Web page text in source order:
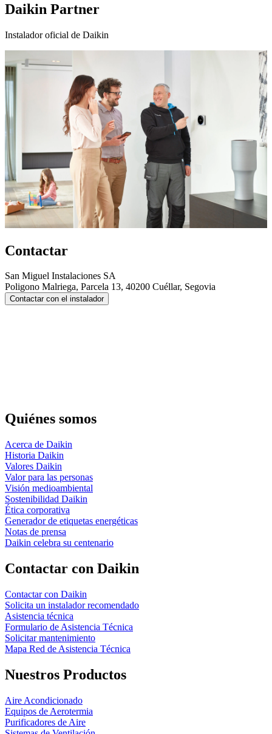
Daikin Partner
Instalador oficial de Daikin
Contactar
San Miguel Instalaciones SA
Poligono Malriega, Parcela 13, 40200 Cuéllar, Segovia
Contactar con el instalador
Quiénes somos
Acerca de Daikin
Historia Daikin
Valores Daikin
Valor para las personas
Visión medioambiental
Sostenibilidad Daikin
Ética corporativa
Generador de etiquetas energéticas
Notas de prensa
Daikin celebra su centenario
Contactar con Daikin
Contactar con Daikin
Solicita un instalador recomendado
Asistencia técnica
Formulario de Asistencia Técnica
Solicitar mantenimiento
Mapa Red de Asistencia Técnica
Nuestros Productos
Aire Acondicionado
Equipos de Aerotermia
Purificadores de Aire